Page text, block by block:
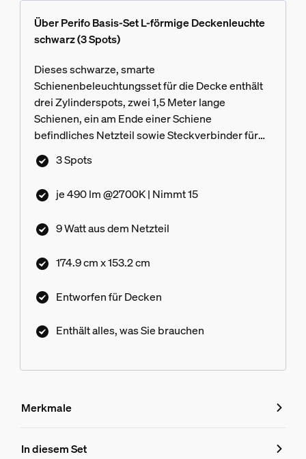
Über Perifo Basis-Set L-förmige Deckenleuchte
schwarz (3 Spots)
Dieses schwarze, smarte
Schienenbeleuchtungsset für die Decke enthält
drei Zylinderspots, zwei 1,5 Meter lange
Schienen, ein am Ende einer Schiene
befindliches Netzteil sowie Steckverbinder für
eine nach rechts gehende L-Form.
3 Spots
je 490 lm @2700K | Nimmt 15
9 Watt aus dem Netzteil
174.9 cm x 153.2 cm
Entworfen für Decken
Enthält alles, was Sie brauchen
Merkmale
Merkmale
In diesem Set